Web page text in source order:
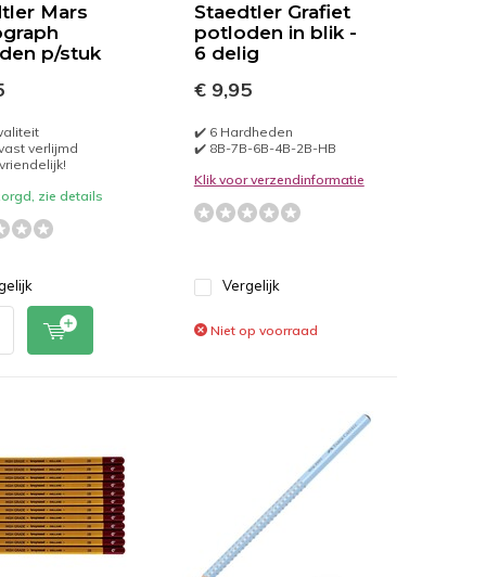
Mars
p/stuk
verlijmd
zie details
Staedtler Grafiet
potloden in blik -
6 delig
€ 9,95
✔️ 6 Hardheden
✔️ 8B-7B-6B-4B-2B-HB
Klik voor verzendinformatie
Vergelijk
Niet op voorraad